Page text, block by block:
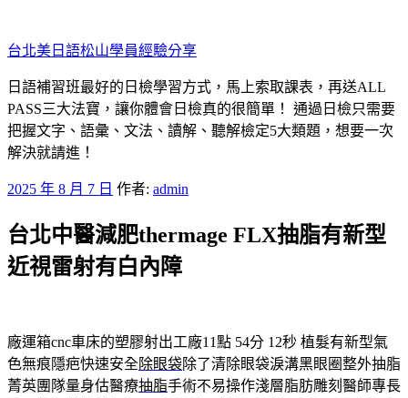
至
主
要
內
容
台北美日語松山學員經驗分享
日語補習班最好的日檢學習方式，馬上索取課表，再送ALL
PASS三大法寶，讓你體會日檢真的很簡單！ 通過日檢只需要
把握文字、語彙、文法、讀解、聽解檢定5大類題，想要一次
解決就請進！
發
於
2025 年 8 月 7 日 作者: admin
台北中醫減肥thermage FLX抽脂有新型
近視雷射有白內障
廠運箱cnc車床的塑膠射出工廠11點 54分 12秒 植髮有新型氣
色無痕隱疤快速安全除眼袋除了清除眼袋淚溝黑眼圈整外抽脂
菁英團隊量身估醫療抽脂手術不易操作淺層脂肪雕刻醫師專長